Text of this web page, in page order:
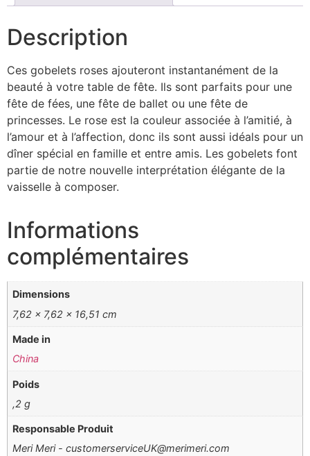
Description
Ces gobelets roses ajouteront instantanément de la
beauté à votre table de fête. Ils sont parfaits pour une
fête de fées, une fête de ballet ou une fête de
princesses. Le rose est la couleur associée à l’amitié, à
l’amour et à l’affection, donc ils sont aussi idéals pour un
dîner spécial en famille et entre amis. Les gobelets font
partie de notre nouvelle interprétation élégante de la
vaisselle à composer.
Informations
complémentaires
Dimensions
7,62 × 7,62 × 16,51 cm
Made in
China
Poids
,2 g
Responsable Produit
Meri Meri - customerserviceUK@merimeri.com